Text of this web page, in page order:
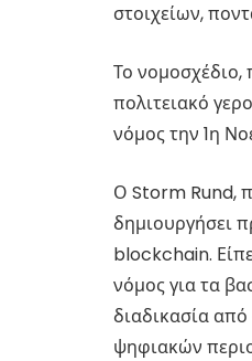
στοιχείων,
Το νομοσχέδιο,
πολιτειακό
νόμος την 1η
Ο Storm Rund,
δημιουργήσει
blockchain.
νόμος για τα
διαδικασία
ψηφιακών